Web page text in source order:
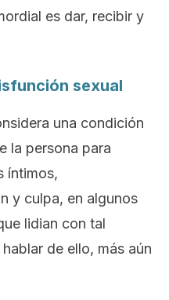
es dar, recibir y
sexual
una condición
la persona para
íntimos,
y culpa, en algunos
lidian con tal
de ello, más aún